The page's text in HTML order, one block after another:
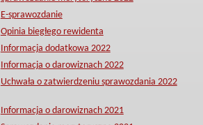
E-sprawozdanie
Opinia biegłego rewidenta
Informacja dodatkowa 2022
Informacja o darowiznach 2022
Uchwała o zatwierdzeniu sprawozdania 2022
Informacja o darowiznach 2021